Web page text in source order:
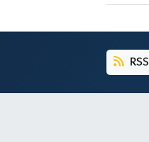
RSS